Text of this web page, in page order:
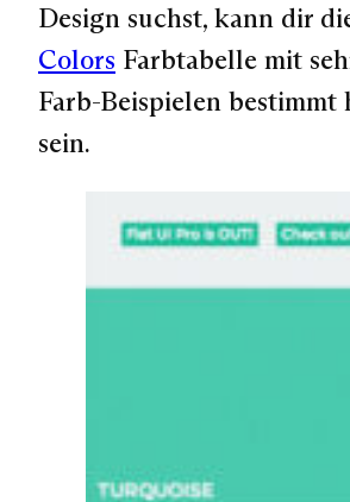
Design suchst, kann dir
Colors Farbtabelle mit
Farb-Beispielen
sein.